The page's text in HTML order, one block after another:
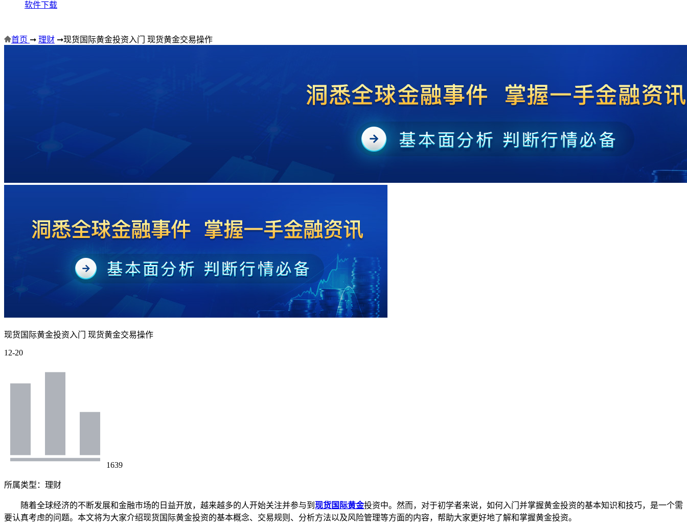
软件下载
首页 ➞ 理财 ➞现货国际黄金投资入门 现货黄金交易操作
现货国际黄金投资入门 现货黄金交易操作
12-20
1639
所属类型： 理财
随着全球经济的不断发展和金融市场的日益开放，越来越多的人开始关注并参与到 现货国际黄金投资中。然而，对于初学者来说，如何入门并掌握黄金投资的基本知识和技巧，是一个需
要认真考虑的问题。本文将为大家介绍现货国际黄金投资的基本概念、交易规则、分析方法以及风险管理等方面的内容，帮助大家更好地了解和掌握黄金投资。